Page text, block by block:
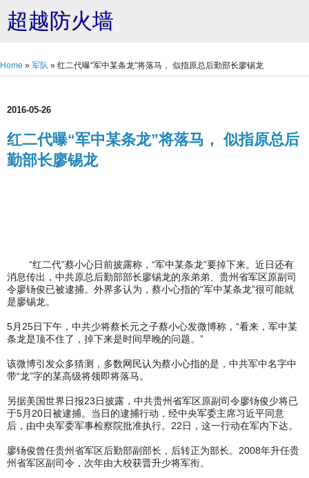
超越防火墙
Home » 军队 » 红二代曝“军中某条龙”将落马， 似指原总后勤部长廖锡龙
2016-05-26
红二代曝“军中某条龙”将落马， 似指原总后
勤部长廖锡龙
“红二代”蔡小心日前披露称，“军中某条龙”要掉下来。近日还有
消息传出，中共原总后勤部部长廖锡龙的亲弟弟、贵州省军区原副司
令廖钖俊已被逮捕。外界多认为，蔡小心指的“军中某条龙”很可能就
是廖锡龙。
5月25日下午，中共少将蔡长元之子蔡小心发微博称，“看来，军中某
条龙是顶不住了，掉下来是时间早晚的问题。”
该微博引发众多猜测，多数网民认为蔡小心指的是，中共军中名字中
带“龙”字的某高级将领即将落马。
另据美国世界日报23日披露，中共贵州省军区原副司令廖钖俊少将已
于5月20日被逮捕。当日的逮捕行动，经中央军委主席习近平同意
后，由中央军委军事检察院批准执行。22日，这一行动在军内下达。
廖钖俊曾任贵州省军区后勤部副部长，后转正为部长。2008年升任贵
州省军区副司令，次年由大校获晋升少将军衔。